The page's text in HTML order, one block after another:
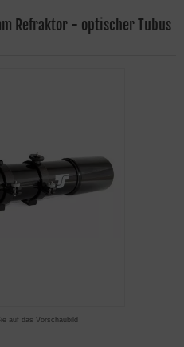
Refraktor - optischer Tubus
auf das Vorschaubild